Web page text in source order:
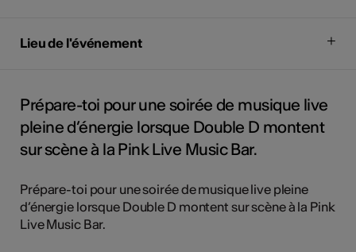
Lieu de l'événement
Prépare-toi pour une soirée de musique live
pleine d’énergie lorsque Double D montent
sur scène à la Pink Live Music Bar.
Prépare-toi pour une soirée de musique live pleine
d’énergie lorsque Double D montent sur scène à la Pink
Live Music Bar.